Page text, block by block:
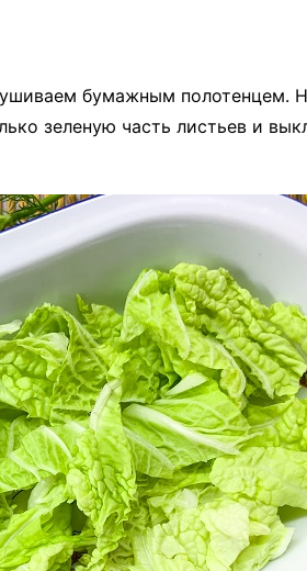
бумажным полотенцем.
зеленую часть листьев и